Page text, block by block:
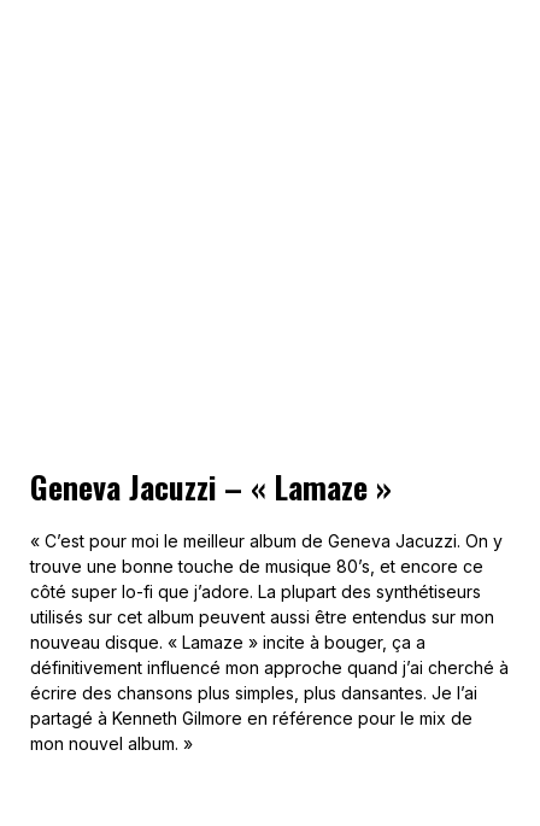
Geneva Jacuzzi – « Lamaze »
« C’est pour moi le meilleur album de Geneva Jacuzzi. On y
trouve une bonne touche de musique 80’s, et encore ce
côté super lo-fi que j’adore. La plupart des synthétiseurs
utilisés sur cet album peuvent aussi être entendus sur mon
nouveau disque. « Lamaze » incite à bouger, ça a
définitivement influencé mon approche quand j’ai cherché à
écrire des chansons plus simples, plus dansantes. Je l’ai
partagé à Kenneth Gilmore en référence pour le mix de
mon nouvel album. »